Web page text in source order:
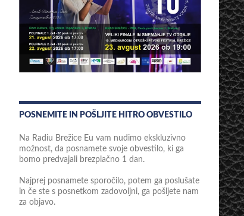
POSNEMITE IN POŠLJITE HITRO OBVESTILO
Na Radiu Brežice Eu vam nudimo ekskluzivno
možnost, da posnamete svoje obvestilo, ki ga
bomo predvajali brezplačno 1 dan.
Najprej posnamete sporočilo, potem ga poslušate
in če ste s posnetkom zadovoljni, ga pošljete nam
za objavo.